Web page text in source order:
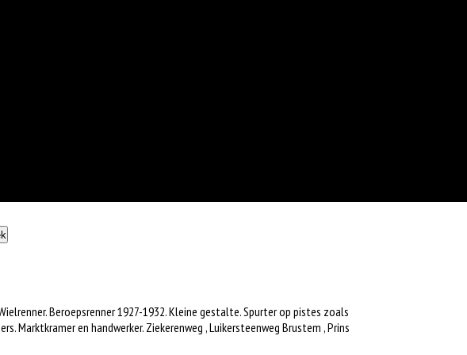
Beroepsrenner 1927-1932. Kleine gestalte. Spurter op pistes zoals
Marktkramer en handwerker. Ziekerenweg ,Luikersteenweg Brustem , Prins